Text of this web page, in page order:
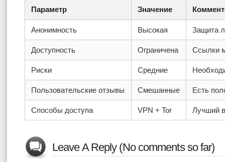
Параметр Значение
Анонимность Высокая Защита
Доступность Ограничена Ссылки
Риски Средние
Пользовательские отзывы Смешанные Есть
Способы доступа VPN + Tor Лучший
Leave A Reply (No comments so far)